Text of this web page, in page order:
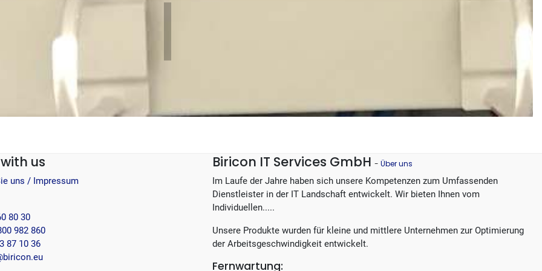
us
uns / Impressum
80 30
982 860
87 10 36
Biricon IT Services GmbH - Über uns
Im Laufe der Jahre haben sich unsere Kompetenzen zum Umfassenden
Dienstleister in der IT Landschaft entwickelt. Wir bieten Ihnen vom
Individuellen.....
Unsere Produkte wurden für kleine und mittlere Unternehmen zur Optimierung
der Arbeitsgeschwindigkeit entwickelt.
Fernwartung: